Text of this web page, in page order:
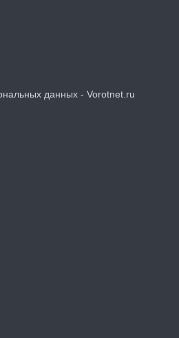
данных - Vorotnet.ru